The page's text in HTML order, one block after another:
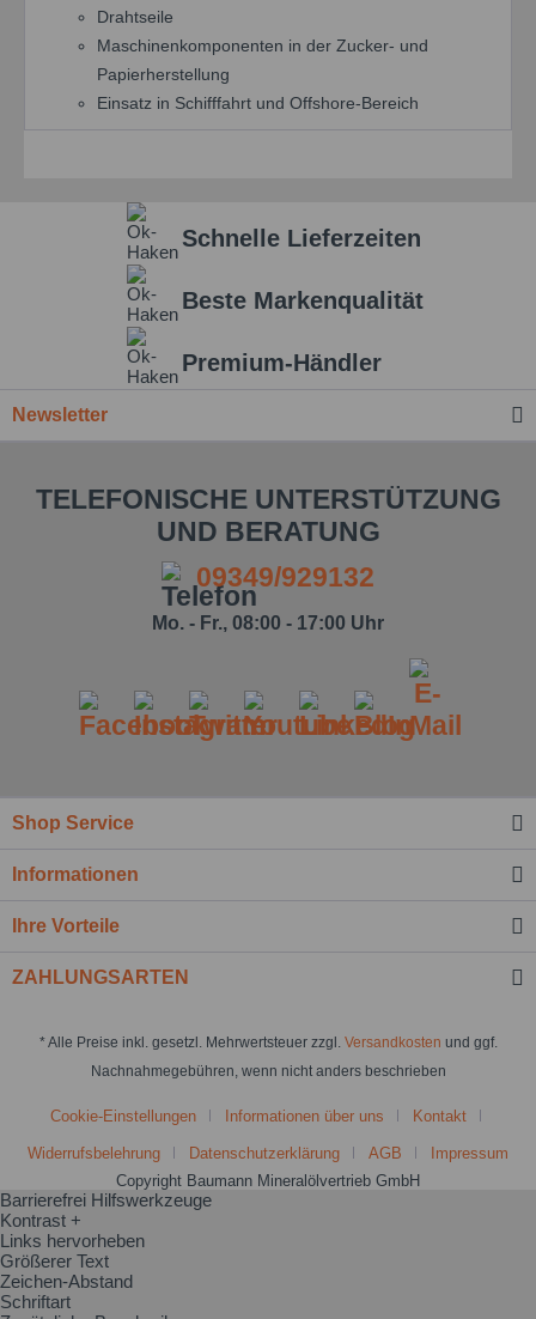
Drahtseile
Maschinenkomponenten in der Zucker- und
Papierherstellung
Einsatz in Schifffahrt und Offshore-Bereich
Schnelle Lieferzeiten
Beste Markenqualität
Premium-Händler
Newsletter
TELEFONISCHE UNTERSTÜTZUNG
UND BERATUNG
09349/929132
Mo. - Fr., 08:00 - 17:00 Uhr
Shop Service
Informationen
Ihre Vorteile
ZAHLUNGSARTEN
* Alle Preise inkl. gesetzl. Mehrwertsteuer zzgl. Versandkosten und ggf.
Nachnahmegebühren, wenn nicht anders beschrieben
Cookie-Einstellungen Informationen über uns Kontakt
Widerrufsbelehrung Datenschutzerklärung AGB
Impressum
Copyright Baumann Mineralölvertrieb GmbH
Barrierefrei Hilfswerkzeuge
Kontrast +
Links hervorheben
Größerer Text
Zeichen-Abstand
Schriftart